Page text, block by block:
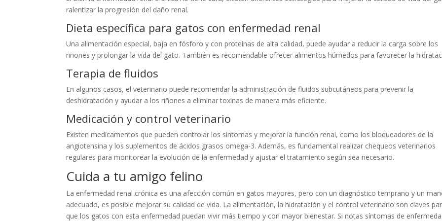
ralentizar la progresión del daño renal.
Dieta específica para gatos con enfermedad renal
Una alimentación especial, baja en fósforo y con proteínas de alta calidad, puede ayudar a reducir la carga sobre los
riñones y prolongar la vida del gato. También es recomendable ofrecer alimentos húmedos para favorecer la
Terapia de fluidos
En algunos casos, el veterinario puede recomendar la administración de fluidos subcutáneos para prevenir la
deshidratación y ayudar a los riñones a eliminar toxinas de manera más eficiente.
Medicación y control veterinario
Existen medicamentos que pueden controlar los síntomas y mejorar la función renal, como los bloqueadores de la
angiotensina y los suplementos de ácidos grasos omega-3. Además, es fundamental realizar chequeos veterinarios
regulares para monitorear la evolución de la enfermedad y ajustar el tratamiento según sea necesario.
Cuida a tu amigo felino
La enfermedad renal crónica es una afección común en gatos mayores, pero con un diagnóstico temprano y un
adecuado, es posible mejorar su calidad de vida. La alimentación, la hidratación y el control veterinario son claves
que los gatos con esta enfermedad puedan vivir más tiempo y con mayor bienestar. Si notas síntomas de